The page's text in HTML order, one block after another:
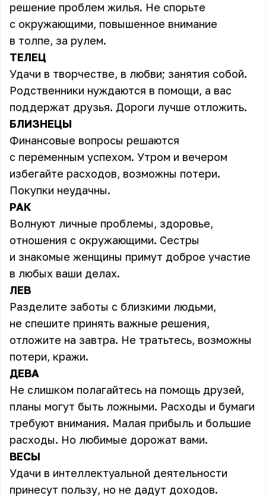
решение проблем жилья. Не спорьте
с окружающими, повышенное внимание
в толпе, за рулем.
ТЕЛЕЦ
Удачи в творчестве, в любви; занятия собой.
Родственники нуждаются в помощи, а вас
поддержат друзья. Дороги лучше отложить.
БЛИЗНЕЦЫ
Финансовые вопросы решаются
с переменным успехом. Утром и вечером
избегайте расходов, возможны потери.
Покупки неудачны.
РАК
Волнуют личные проблемы, здоровье,
отношения с окружающими. Сестры
и знакомые женщины примут доброе участие
в любых ваши делах.
ЛЕВ
Разделите заботы с близкими людьми,
не спешите принять важные решения,
отложите на завтра. Не тратьтесь, возможны
потери, кражи.
ДЕВА
Не слишком полагайтесь на помощь друзей,
планы могут быть ложными. Расходы и бумаги
требуют внимания. Малая прибыль и большие
расходы. Но любимые дорожат вами.
ВЕСЫ
Удачи в интеллектуальной деятельности
принесут пользу, но не дадут доходов.